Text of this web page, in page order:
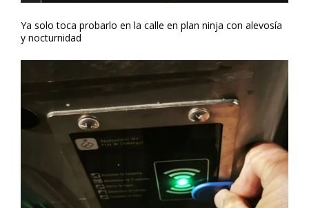
Ya solo toca probarlo en la calle en plan ninja con alevosía
y nocturnidad